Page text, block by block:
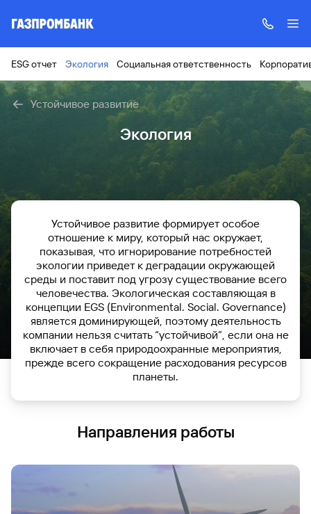
ESG отчет Экология Социальная ответственность
Устойчивое развитие
Экология
Устойчивое развитие формирует особое
отношение к миру, который нас окружает,
показывая, что игнорирование потребностей
экологии приведет к деградации окружающей
среды и поставит под угрозу существование всего
человечества. Экологическая составляющая в
концепции EGS (Environmental. Social. Governance)
является доминирующей, поэтому деятельность
компании нельзя считать “устойчивой”, если она не
включает в себя природоохранные мероприятия,
прежде всего сокращение расходования ресурсов
планеты.
Направления работы